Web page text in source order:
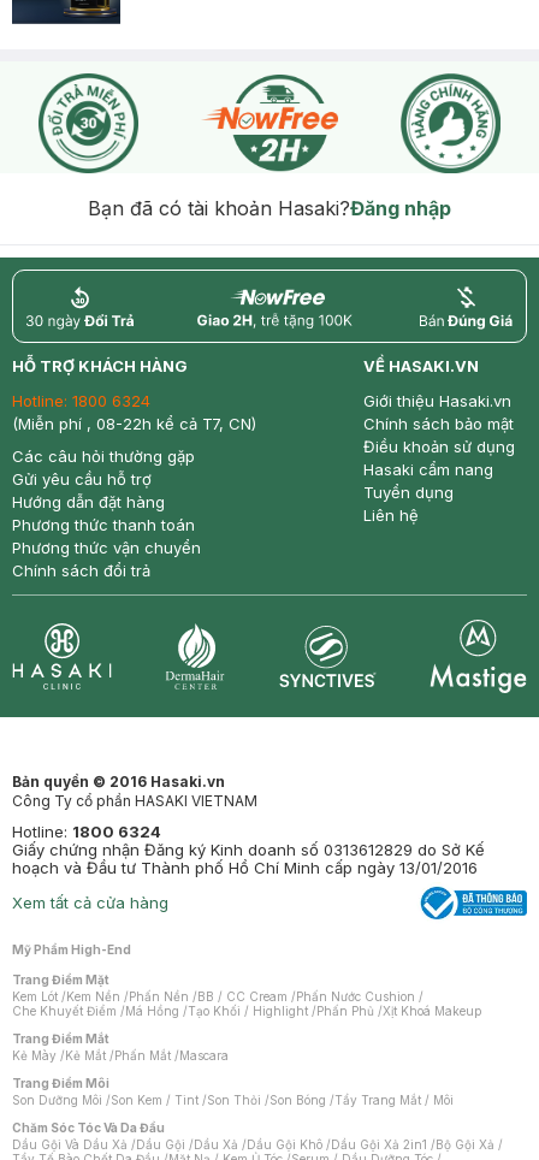
Bạn đã có tài khoản Hasaki?Đăng nhập
return nowfree price
HỖ TRỢ KHÁCH HÀNG
Hotline: 1800 6324
(Miễn phí , 08-22h kể cả T7, CN)
Các câu hỏi thường gặp
Gửi yêu cầu hỗ trợ
Hướng dẫn đặt hàng
Phương thức thanh toán
Phương thức vận chuyển
Chính sách đổi trả
VỀ HASAKI.VN
Giới thiệu Hasaki.vn
Chính sách bảo mật
Điều khoản sử dụng
Hasaki cẩm nang
Tuyển dụng
Liên hệ
Bản quyền © 2016 Hasaki.vn
Công Ty cổ phần HASAKI VIETNAM
Hotline: 1800 6324
Giấy chứng nhận Đăng ký Kinh doanh số 0313612829 do Sở Kế
hoạch và Đầu tư Thành phố Hồ Chí Minh cấp ngày 13/01/2016
Xem tất cả cửa hàng
Mỹ Phẩm High-End
Trang Điểm Mặt
Kem Lót /Kem Nền /Phấn Nền /BB / CC Cream /Phấn Nước Cushion /
Che Khuyết Điểm /Má Hồng /Tạo Khối / Highlight /Phấn Phủ /Xịt Khoá Makeup
Trang Điểm Mắt
Kẻ Mày /Kẻ Mắt /Phấn Mắt /Mascara
Trang Điểm Môi
Son Dưỡng Môi /Son Kem / Tint /Son Thỏi /Son Bóng /Tẩy Trang Mắt / Môi
Chăm Sóc Tóc Và Da Đầu
Dầu Gội Và Dầu Xả /Dầu Gội /Dầu Xả /Dầu Gội Khô /Dầu Gội Xả 2in1 /Bộ Gội Xả /